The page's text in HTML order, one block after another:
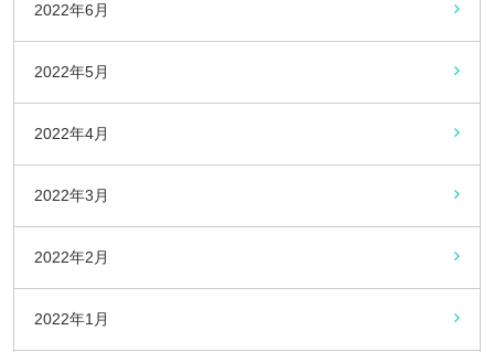
2022年6月
2022年5月
2022年4月
2022年3月
2022年2月
2022年1月